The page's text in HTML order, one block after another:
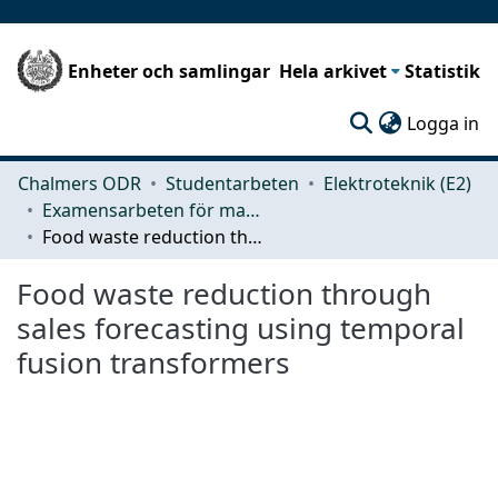
Enheter och samlingar Hela arkivet Statistik
Logga in
Chalmers ODR Studentarbeten
Elektroteknik (E2)
Examensarbeten för masterexamen
Food waste reduction through sales forecasting using temporal fusion transformers
Food waste reduction through
sales forecasting using temporal
fusion transformers